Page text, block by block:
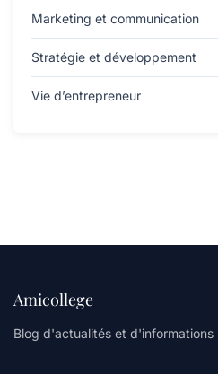
Marketing et communication
Stratégie et développement
Vie d’entrepreneur
Amicollege
Blog d'actualités et d'informations